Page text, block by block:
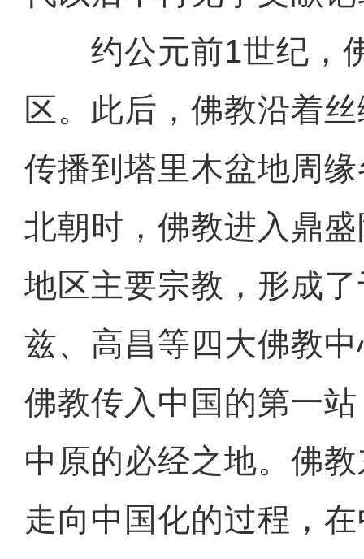
约公元前1世纪，
区。此后，佛教沿着
传播到塔里木盆地周
北朝时，佛教进入鼎
地区主要宗教，形成
兹、高昌等四大佛教
佛教传入中国的第一
中原的必经之地。佛
走向中国化的过程，